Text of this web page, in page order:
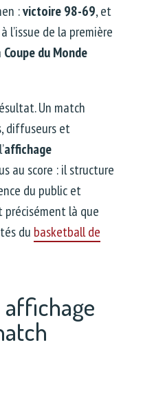
:victoire 98-69, et
à l’issue de la première
Coupe du Monde
Un match
diffuseurs et
affichage
au score : il structure
du public et
précisément là que
du basketball de
affichage